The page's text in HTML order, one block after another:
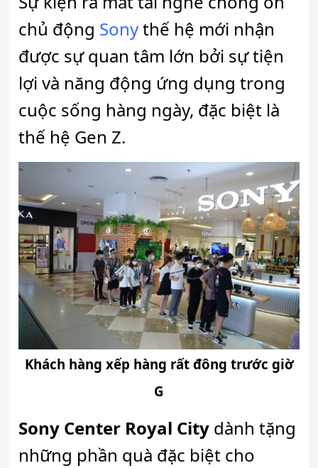
chủ động Sonythế hệ mới nhận
được sự quan tâm lớn bởi sự tiện
lợi và năng động ứng dụng trong
cuộc sống hàng ngày, đặc biệt là
thế hệ Gen Z.
Khách hàng xếp hàng rất đông trước giờ
G
Sony Center Royal City dành tặng
những phần quà đặc biệt cho